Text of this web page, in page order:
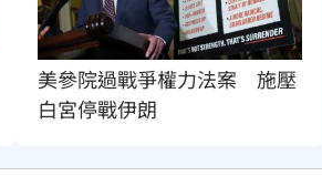
美參院過戰爭權力法案　施壓
白宮停戰伊朗